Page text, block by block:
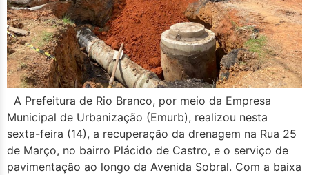
A Prefeitura de Rio Branco, por meio da Empresa
Municipal de Urbanização (Emurb), realizou nesta
sexta-feira (14), a recuperação da drenagem na Rua 25
de Março, no bairro Plácido de Castro, e o serviço de
pavimentação ao longo da Avenida Sobral. Com a baixa